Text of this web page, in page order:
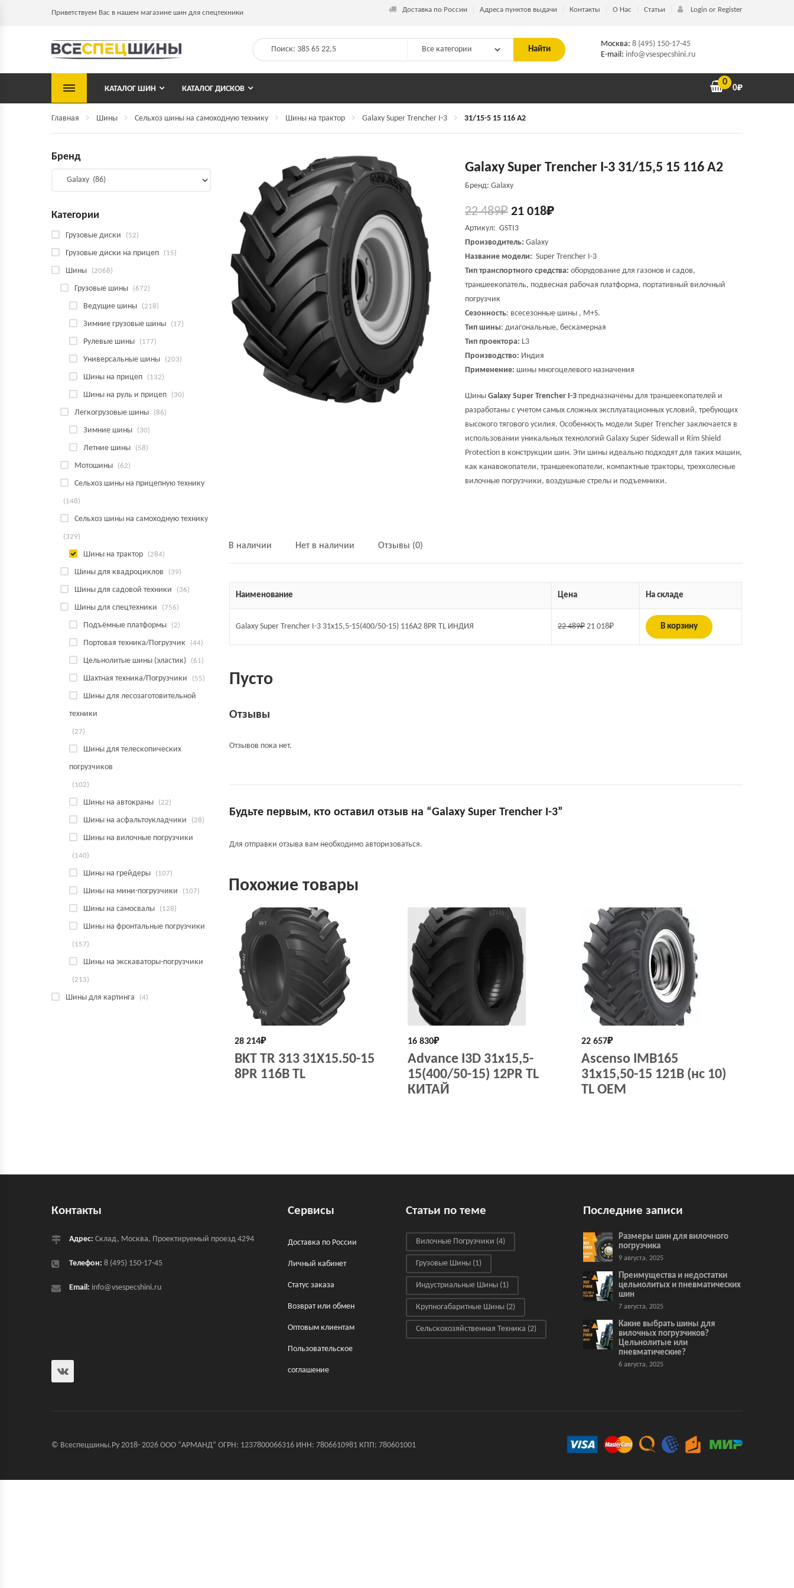
Приветствуем Вас в нашем магазине шин для спецтехники Доставка по России Адреса пунктов выдачи Контакты О Нас Статьи Login or Register
Найти
Москва: 8 (495) 150-17-45
E-mail: info@vsespecshini.ru
КАТАЛОГ ШИН КАТАЛОГ ДИСКОВ
0
0₽
Главная Шины Сельхоз шины на самоходную технику Шины на трактор Galaxy Super Trencher I-3 31/15-5 15 116 A2
Galaxy Super Trencher I-3 31/15,5 15 116 A2
Бренд: Galaxy
22 489₽ 21 018₽
Артикул: GSTI3
Производитель: Galaxy
Название модели: Super Trencher I-3
Тип транспортного средства: оборудование для газонов и садов,
траншеекопатель, подвесная рабочая платформа, портативный вилочный
погрузчик
Сезонность: всесезонные шины , M+S.
Тип шины: диагональные, бескамерная
Тип проектора: L3
Производство: Индия
Применение: шины многоцелевого назначения
Шины Galaxy Super Trencher I-3 предназначены для траншеекопателей и
разработаны с учетом самых сложных эксплуатационных условий, требующих
высокого тягового усилия. Особенность модели Super Trencher заключается в
использовании уникальных технологий Galaxy Super Sidewall и Rim Shield
Protection в конструкции шин. Эти шины идеально подходят для таких машин,
как канавокопатели, траншеекопатели, компактные тракторы, трехколесные
вилочные погрузчики, воздушные стрелы и подъемники.
В наличии Нет в наличии Отзывы (0)
Наименование Цена На складе
Galaxy Super Trencher I-3 31x15,5-15(400/50-15) 116A2 8PR TL ИНДИЯ 22 489₽ 21 018₽ В корзину
Пусто
Отзывы
Отзывов пока нет.
Будьте первым, кто оставил отзыв на “Galaxy Super Trencher I-3”
Для отправки отзыва вам необходимо авторизоваться.
Похожие товары
28 214₽
BKT TR 313 31X15.50-15
8PR 116B TL
16 830₽
Advance I3D 31x15,5-
15(400/50-15) 12PR TL
КИТАЙ
22 657₽
Ascenso IMB165
31x15,50-15 121B (нс 10)
TL OEM
Бренд
Категории
Грузовые диски (52)
Грузовые диски на прицеп (15)
Шины (2068)
Грузовые шины (672)
Ведущие шины (218)
Зимние грузовые шины (17)
Рулевые шины (177)
Универсальные шины (203)
Шины на прицеп (132)
Шины на руль и прицеп (30)
Легкогрузовые шины (86)
Зимние шины (30)
Летние шины (58)
Мотошины (62)
Сельхоз шины на прицепную технику
(148)
Сельхоз шины на самоходную технику
(329)
Шины на трактор (284)
Шины для квадроциклов (39)
Шины для садовой техники (36)
Шины для спецтехники (756)
Подъёмные платформы (2)
Портовая техника/Погрузчик (44)
Цельнолитые шины (эластик) (61)
Шахтная техника/Погрузчики (55)
Шины для лесозаготовительной
техники
(27)
Шины для телескопических
погрузчиков
(102)
Шины на автокраны (22)
Шины на асфальтоукладчики (28)
Шины на вилочные погрузчики
(140)
Шины на грейдеры (107)
Шины на мини-погрузчики (107)
Шины на самосвалы (128)
Шины на фронтальные погрузчики
(157)
Шины на экскаваторы-погрузчики
(213)
Шины для картинга (4)
Контакты
Адрес: Склад, Москва, Проектируемый проезд 4294
Телефон: 8 (495) 150-17-45
Email: info@vsespecshini.ru
Сервисы
Доставка по России
Личный кабинет
Статус заказа
Возврат или обмен
Оптовым клиентам
Пользовательское
соглашение
Статьи по теме
Вилочные Погрузчики (4)
Грузовые Шины (1)
Индустриальные Шины (1)
Крупногабаритные Шины (2)
Сельскохозяйственная Техника (2)
Последние записи
Размеры шин для вилочного
погрузчика
9 августа, 2025
Преимущества и недостатки
цельнолитых и пневматических
шин
7 августа, 2025
Какие выбрать шины для
вилочных погрузчиков?
Цельнолитые или
пневматические?
6 августа, 2025
© Всеспецшины.Ру 2018- 2026 ООО “АРМАНД” ОГРН: 1237800066316 ИНН: 7806610981 КПП: 780601001